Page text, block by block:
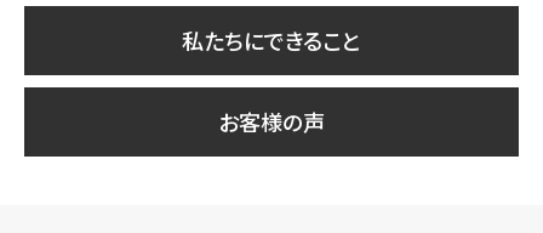
私たちにできること
お客様の声